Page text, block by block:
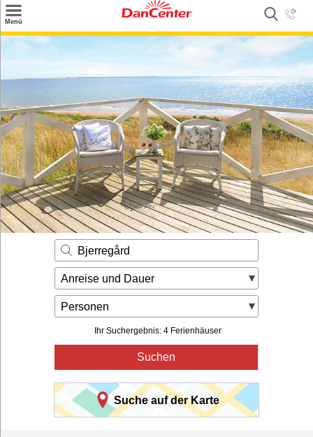
Menü
Weitere Urlaubsziele
Angebote
Inspiration
Kontakt
Gut zu wissen
Login
Bjerregård
Anreise und Dauer
Personen
Ihr Suchergebnis: 4 Ferienhäuser
Suchen
Suche auf der Karte